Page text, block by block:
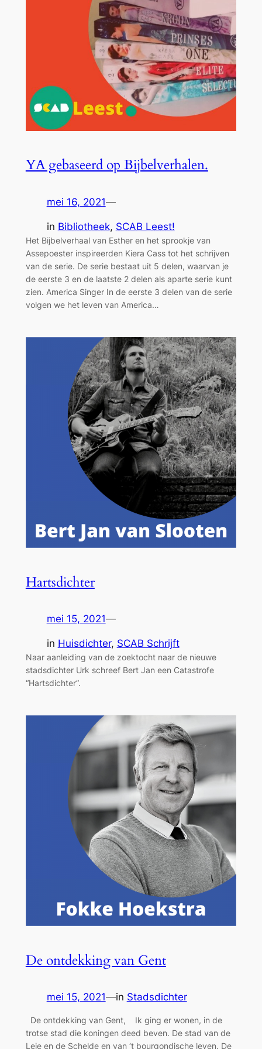
YA gebaseerd op Bijbelverhalen.
mei 16, 2021—
in Bibliotheek, SCAB Leest!
Het Bijbelverhaal van Esther en het sprookje van
Assepoester inspireerden Kiera Cass tot het schrijven
van de serie. De serie bestaat uit 5 delen, waarvan je
de eerste 3 en de laatste 2 delen als aparte serie kunt
zien. America Singer In de eerste 3 delen van de serie
volgen we het leven van America…
Hartsdichter
mei 15, 2021—
in Huisdichter, SCAB Schrijft
Naar aanleiding van de zoektocht naar de nieuwe
stadsdichter Urk schreef Bert Jan een Catastrofe
“Hartsdichter”.
De ontdekking van Gent
mei 15, 2021—in Stadsdichter
De ontdekking van Gent, Ik ging er wonen, in de
trotse stad die koningen deed beven. De stad van de
Leie en de Schelde en van ‘t bourgondische leven. De